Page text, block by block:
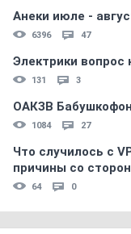
Анеки июле -
6396 47
Электрики вопрос
131 3
ОАКЗВ
1084 27
Что случилось с
причины со
64 0